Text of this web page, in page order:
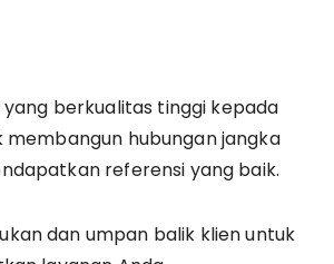
berkualitas tinggi kepada
membangun hubungan jangka
referensi yang baik.
dan umpan balik klien untuk